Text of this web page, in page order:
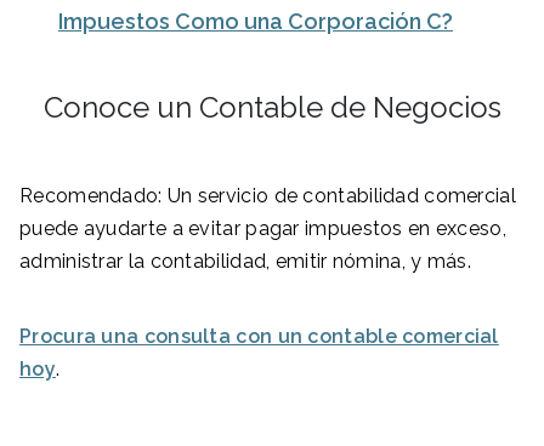
Impuestos Como una Corporación C?
Conoce un Contable de Negocios
Recomendado: Un servicio de contabilidad comercial
puede ayudarte a evitar pagar impuestos en exceso,
administrar la contabilidad, emitir nómina, y más.
Procura una consulta con un contable comercial
hoy.